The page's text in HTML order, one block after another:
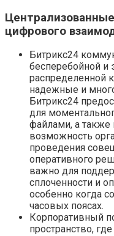
цифрового
Битрикс24
бесперебойной и
распределенной
надежные и
Битрикс24
для
файлами, а также
возможность
проведения
оперативного
важно для
сплоченности и
особенно когда
часовых поясах.
Корпоративный
пространство,